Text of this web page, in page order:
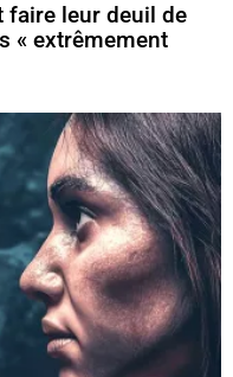
faire leur deuil de
« extrêmement